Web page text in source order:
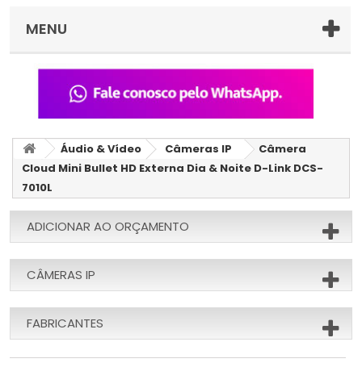
MENU
Áudio & Vídeo Câmeras IP
Câmera
Cloud Mini Bullet HD Externa Dia & Noite D-Link DCS-
7010L
ADICIONAR AO ORÇAMENTO
CÂMERAS IP
FABRICANTES